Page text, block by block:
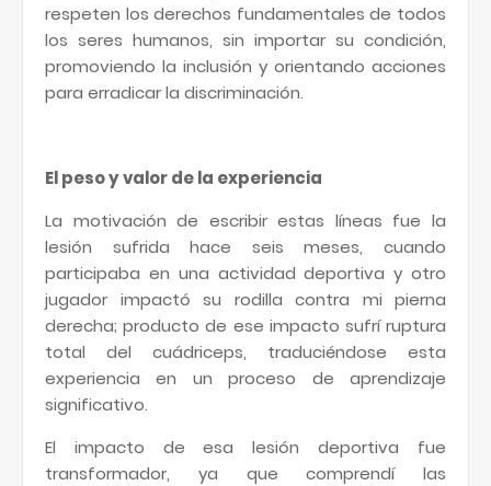
respeten los derechos fundamentales de todos
los seres humanos, sin importar su condición,
promoviendo la inclusión y orientando acciones
para erradicar la discriminación.
El peso y valor de la experiencia
La motivación de escribir estas líneas fue la
lesión sufrida hace seis meses, cuando
participaba en una actividad deportiva y otro
jugador impactó su rodilla contra mi pierna
derecha; producto de ese impacto sufrí ruptura
total del cuádriceps, traduciéndose esta
experiencia en un proceso de aprendizaje
significativo.
El impacto de esa lesión deportiva fue
transformador, ya que comprendí las